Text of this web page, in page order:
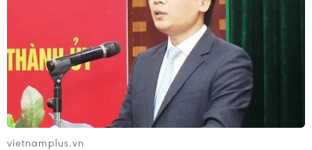
lãnh đạo của Autonomy cố tình nói dối nên tập
đoàn không phát hiện được điều này.
vietnamplus.vn